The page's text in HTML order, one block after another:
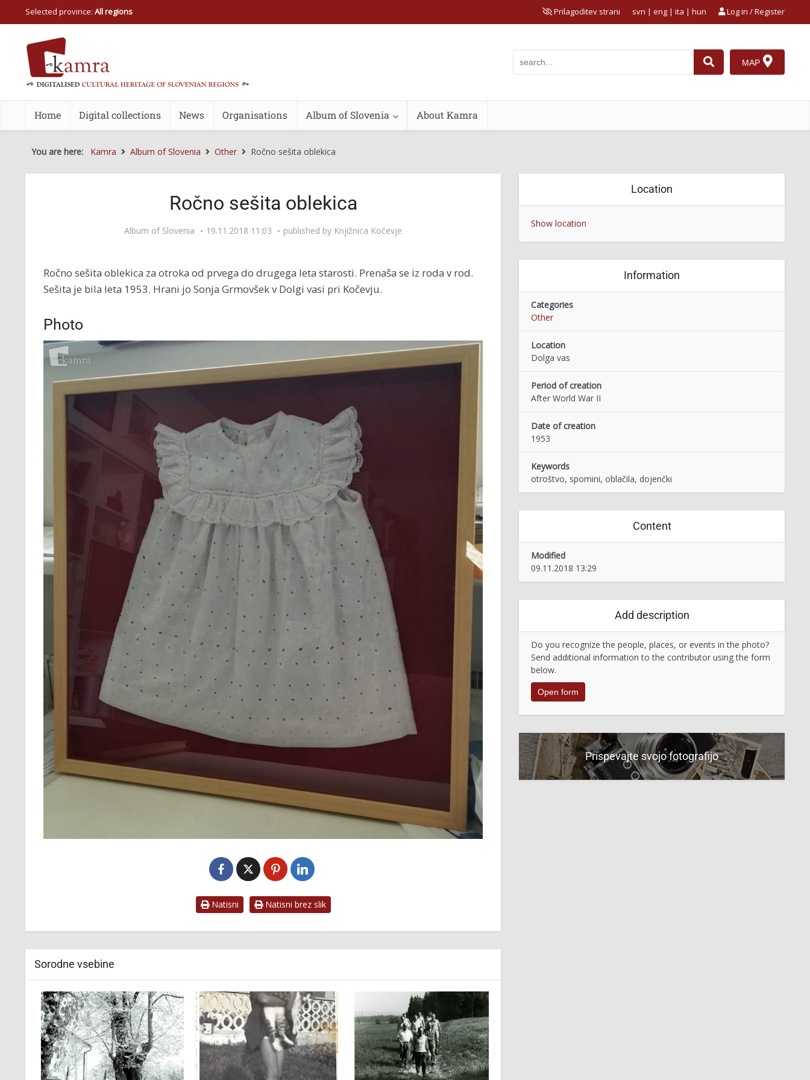
Selected province: All regions Prilagoditev strani Log in / Register
svn | eng | ita | hun
MAP
Home Digital collections News Organisations Album of Slovenia About Kamra
You are here: Kamra Album of Slovenia Other Ročno sešita oblekica
Ročno sešita oblekica
Album of Slovenia 19.11.2018 11:03 published by Knjižnica Kočevje
Ročno sešita oblekica za otroka od prvega do drugega leta starosti. Prenaša se iz roda v rod.
Sešita je bila leta 1953. Hrani jo Sonja Grmovšek v Dolgi vasi pri Kočevju.
Photo
Natisni Natisni brez slik
Sorodne vsebine
Location
Show location
Information
Categories
Other
Location
Dolga vas
Period of creation
After World War II
Date of creation
1953
Keywords
otroštvo, spomini, oblačila, dojenčki
Content
Modified
09.11.2018 13:29
Add description
Do you recognize the people, places, or events in the photo?
Send additional information to the contributor using the form
below.
Open form
Prispevajte svojo fotografijo